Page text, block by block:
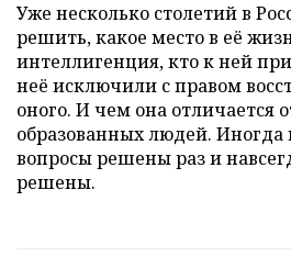
Уже несколько столетий в
решить, какое место в её
интеллигенция, кто к ней
неё исключили с правом
оного. И чем она отличается
образованных людей. Иногда
вопросы решены раз и
решены.